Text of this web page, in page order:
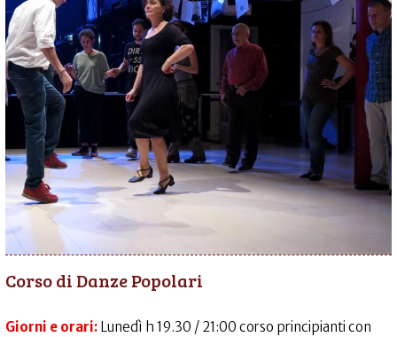
Corso di Danze Popolari
Giorni e orari: Lunedì h 19.30 / 21:00 corso principianti con